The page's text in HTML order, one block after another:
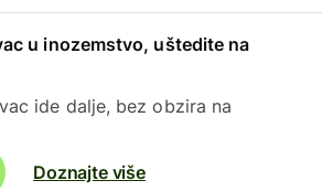
u inozemstvo, uštedite na
ide dalje, bez obzira na
Doznajte više